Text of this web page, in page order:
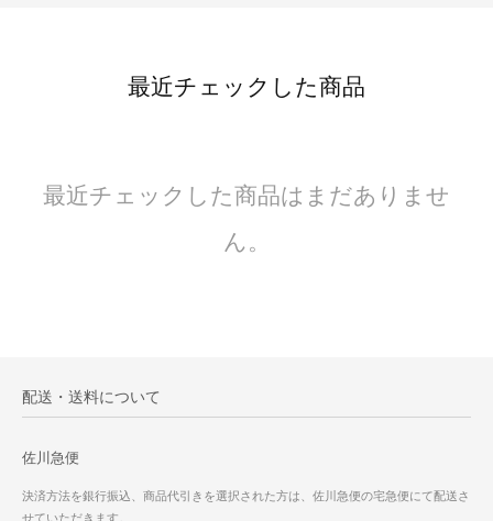
最近チェックした商品
最近チェックした商品はまだありませ
ん。
配送・送料について
佐川急便
決済方法を銀行振込、商品代引きを選択された方は、佐川急便の宅急便にて配送さ
せていただきます。